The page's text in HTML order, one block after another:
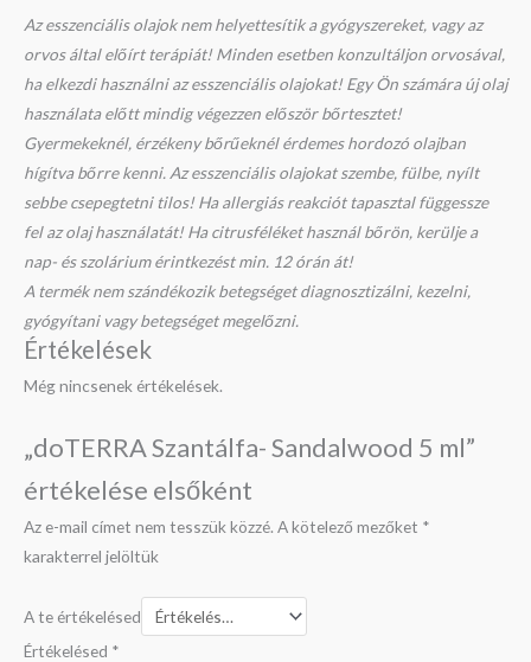
Az esszenciális olajok nem helyettesítik a gyógyszereket, vagy az
orvos által előírt terápiát! Minden esetben konzultáljon orvosával,
ha elkezdi használni az esszenciális olajokat! Egy Ön számára új olaj
használata előtt mindig végezzen először bőrtesztet!
Gyermekeknél, érzékeny bőrűeknél érdemes hordozó olajban
hígítva bőrre kenni. Az esszenciális olajokat szembe, fülbe, nyílt
sebbe csepegtetni tilos! Ha allergiás reakciót tapasztal függessze
fel az olaj használatát! Ha citrusféléket használ bőrön, kerülje a
nap- és szolárium érintkezést min. 12 órán át!
A termék nem szándékozik betegséget diagnosztizálni, kezelni,
gyógyítani vagy betegséget megelőzni.
Értékelések
Még nincsenek értékelések.
„doTERRA Szantálfa- Sandalwood 5 ml”
értékelése elsőként
Az e-mail címet nem tesszük közzé. A kötelező mezőket *
karakterrel jelöltük
A te értékelésed
Értékelésed *